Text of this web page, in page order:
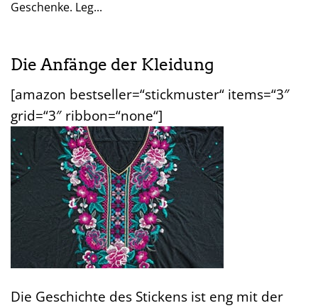
Geschenke. Leg...
Die Anfänge der Kleidung
[amazon bestseller=“stickmuster“ items=“3″
grid=“3″ ribbon=“none“]
Die Geschichte des Stickens ist eng mit der